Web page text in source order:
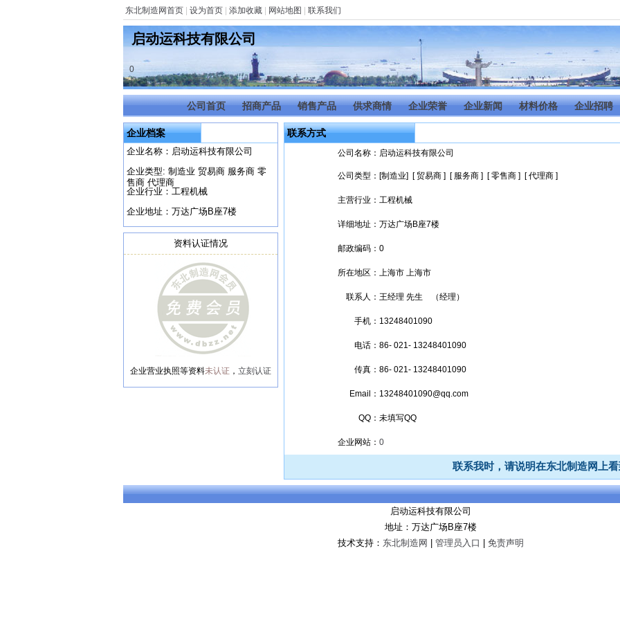
东北制造网首页 设为首页 添加收藏 网站地图 联系我们
启动运科技有限公司
0
公司首页 招商产品 销售产品 供求商情 企业荣誉 企业新闻 材料价格 企业招聘
企业档案
企业名称：启动运科技有限公司
企业类型: 制造业 贸易商 服务商 零
售商 代理商
企业行业：工程机械
企业地址：万达广场B座7楼
资料认证情况
企业营业执照等资料未认证 ， 立刻认证
联系方式
公司名称： 启动运科技有限公司
公司类型： [制造业] [ 贸易商 ] [ 服务商 ] [ 零售商 ] [ 代理商 ]
主营行业： 工程机械
详细地址： 万达广场B座7楼
邮政编码： 0
所在地区： 上海市 上海市
联系人： 王经理 先生 （经理）
手机： 13248401090
电话： 86- 021- 13248401090
传真： 86- 021- 13248401090
Email： 13248401090@qq.com
QQ： 未填写QQ
企业网站： 0
联系我时，请说明在东北制造网上
启动运科技有限公司
地址：万达广场B座7楼
技术支持： 东北制造网 管理员入口 免责声明